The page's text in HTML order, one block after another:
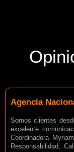
Agencia
Somos clientes
excelente
Coordinadora
Responsabilidad,